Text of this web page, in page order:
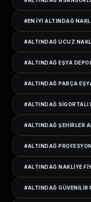
#EN IYI ALTINDAĞ
#ALTINDAĞ UCUZ
#ALTINDAĞ EŞYA
#ALTINDAĞ PARÇA
#ALTINDAĞ SIGORTALI
#ALTINDAĞ ŞEHIRLER
#ALTINDAĞ
#ALTINDAĞ NAKLIYE
#ALTINDAĞ GÜVENILIR